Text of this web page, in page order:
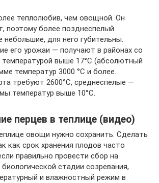
теплолюбив, чем овощной. Он
поэтому более позднеспелый.
для него губительны.
его урожаи — получают в районах со
температурой выше 17°С (абсолютный
температур 3000 °С и более.
требуют 2600°С, среднеспелые —
температур выше 10°С.
перцев в теплице (видео)
овощи нужно сохранить. Сделать
как срок хранения плодов часто
правильно провести сбор на
биологической стадии созревания,
и влажностный режим в